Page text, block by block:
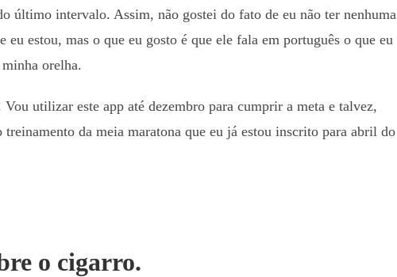
último intervalo. Assim, não gostei do fato de eu não ter nenhuma
eu estou, mas o que eu gosto é que ele fala em português o que eu
orelha.
utilizar este app até dezembro para cumprir a meta e talvez,
da meia maratona que eu já estou inscrito para abril do
o cigarro.